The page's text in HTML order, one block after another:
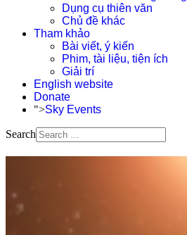
Dụng cụ thiên văn
Chủ đề khác
Tham khảo
Bài viết, ý kiến
Phim, tài liệu, tiện ích
Giải trí
English website
Donate
">Sky Events
Search